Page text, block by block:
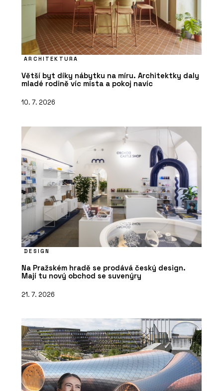
ARCHITEKTURA
Větší byt díky nábytku na míru. Architektky daly
mladé rodině víc místa a pokoj navíc
10. 7. 2026
DESIGN
Na Pražském hradě se prodává český design.
Mají tu nový obchod se suvenýry
21. 7. 2026